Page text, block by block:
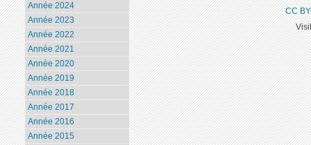
Année 2024
Année 2023
Année 2022
Année 2021
Année 2020
Année 2019
Année 2018
Année 2017
Année 2016
Année 2015
CC